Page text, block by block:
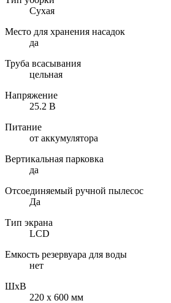
Сухая
Место для хранения насадок
да
Труба всасывания
цельная
Напряжение
25.2 В
Питание
от аккумулятора
Вертикальная парковка
да
Отсоединяемый ручной пылесос
Да
Тип экрана
LCD
Емкость резервуара для воды
нет
ШхВ
220 х 600 мм